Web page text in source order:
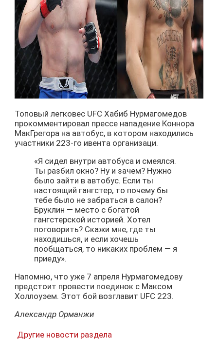
Топовый легковес UFC Хабиб Нурмагомедов
прокомментировал прессе нападение Коннора
МакГрегора на автобус, в котором находились
участники 223-го ивента организаци.
«Я сидел внутри автобуса и смеялся.
Ты разбил окно? Ну и зачем? Нужно
было зайти в автобус. Если ты
настоящий гангстер, то почему бы
тебе было не забраться в салон?
Бруклин — место с богатой
гангстерской историей. Хотел
поговорить? Скажи мне, где ты
находишься, и если хочешь
пообщаться, то никаких проблем — я
приеду».
Напомню, что уже 7 апреля Нурмагомедову
предстоит провести поединок с Максом
Холлоуэем. Этот бой возглавит UFC 223.
Александр Орманжи
Другие новости раздела